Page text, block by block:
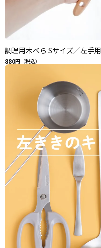
調理用木べら Sサイズ／左手用
880円（税込）